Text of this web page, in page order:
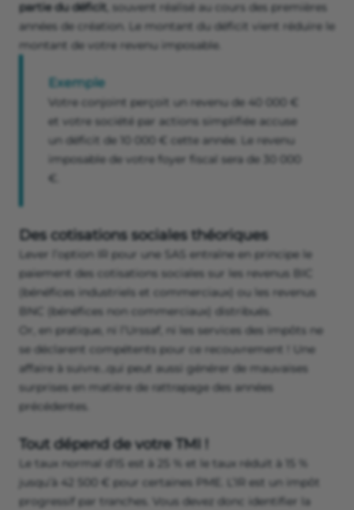
partie du déficit , souvent réalisé au cours des premières
années de création. Le montant du déficit vient réduire le
montant de votre revenu imposable.
Exemple
Votre conjoint perçoit un revenu de 40 000 €
et votre société par actions simplifiée accuse
un déficit de 10 000 € cette année. Le revenu
imposable de votre foyer fiscal sera de 30 000
€.
Des cotisations sociales théoriques
Lever l’option IR pour une SAS entraîne en principe le
paiement des cotisations sociales sur les revenus BIC
(bénéfices industriels et commerciaux) ou les revenus
BNC (bénéfices non commerciaux) distribués.
Or, en pratique, ni l’Urssaf, ni les services des impôts ne
se déclarent compétents pour ce recouvrement ! Une
affaire à suivre…qui peut aussi générer de mauvaises
surprises en matière de rattrapage des années
précédentes.
Tout dépend de votre TMI !
Le taux normal d’IS est à 25 % et le taux réduit à 15 %
jusqu’à 42 500 € pour certaines PME. L’IR est un impôt
progressif par tranches. Vous devez donc identifier la